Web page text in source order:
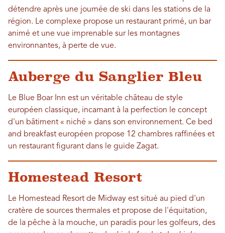
détendre après une journée de ski dans les stations de la
région. Le complexe propose un restaurant primé, un bar
animé et une vue imprenable sur les montagnes
environnantes, à perte de vue.
Auberge du Sanglier Bleu
Le Blue Boar Inn est un véritable château de style
européen classique, incarnant à la perfection le concept
d'un bâtiment « niché » dans son environnement. Ce bed
and breakfast européen propose 12 chambres raffinées et
un restaurant figurant dans le guide Zagat.
Homestead Resort
Le Homestead Resort de Midway est situé au pied d'un
cratère de sources thermales et propose de l'équitation,
de la pêche à la mouche, un paradis pour les golfeurs, des